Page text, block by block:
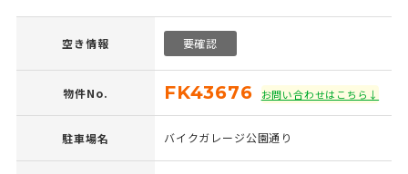
空き情報 要確認
物件No. FK43676 お問い合わせはこちら↓
駐車場名 バイクガレージ公園通り